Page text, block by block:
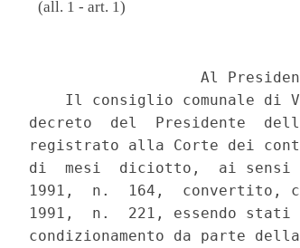
(all. 1 - art. 1)
Al
Il consiglio comunale di
decreto  del  Presidente
registrato alla Corte dei
di  mesi  diciotto,  ai sensi
1991,  n.  164,  convertito,
1991,  n.  221, essendo
condizionamento da parte